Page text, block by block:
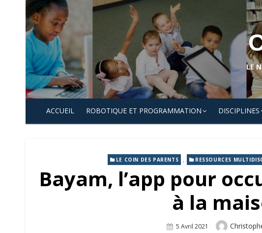
Skip
to
content
LE
ACCUEIL ROBOTIQUE ET PROGRAMMATION DISCIPLINES
LE COIN DES PARENTS , RESSOURCES
Bayam, l’app pour
à la
Posted
5 Avril 2021 Author